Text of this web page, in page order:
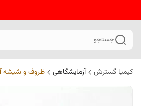
جستجو
کیمیا گسترش آزمایشگاهی ظروف و شیشه